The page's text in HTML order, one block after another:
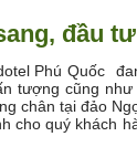
đầu
Phú Quốc
tượng cũng
chân tại đảo
cho quý khách